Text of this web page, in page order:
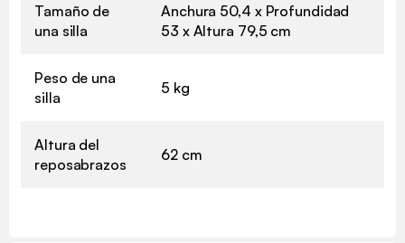
Tamaño de
una silla
Anchura 50,4 x Profundidad
53 x Altura 79,5 cm
Peso de una
silla
5 kg
Altura del
reposabrazos
62 cm